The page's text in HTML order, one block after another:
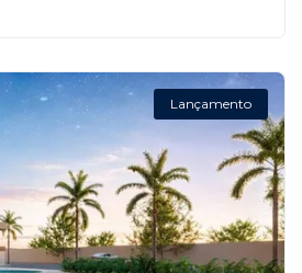
Lançamento